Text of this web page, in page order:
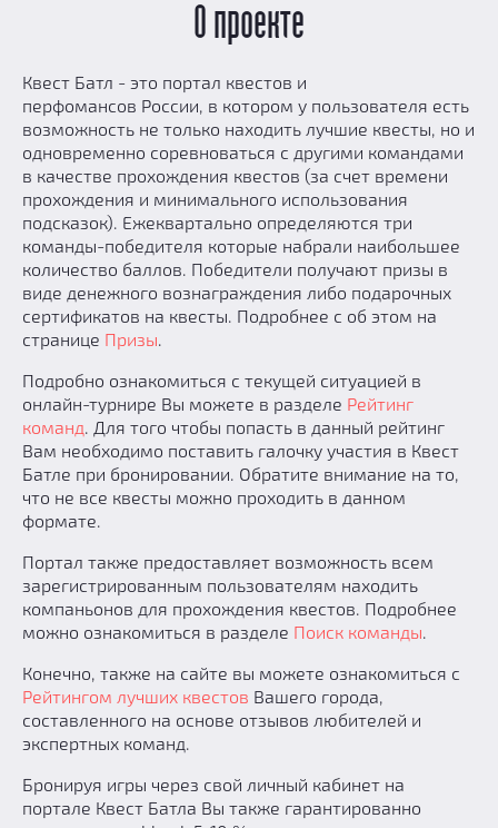
Екатеринбург
КОМАНДА
ХВАТ
В команде:1 человек
Пройдено квестов:1
Среднее время:
Сложность
Страх
Очки за сезон:
150
Итоговые:
113
ПОДРОБНЕЕ
Екатеринбург
2
КОМАНДА
Медяга
В команде:1 человек
Пройдено квестов:1
Сложность
Страх
Очки за сезон:
Итоговые:
113
ПОДРОБНЕЕ
3
О проекте
Квест Батл - это портал квестов и
перфомансов России, в котором у пользователя есть
возможность не только находить лучшие квесты, но и
одновременно соревноваться с другими командами
в качестве прохождения квестов (за счет времени
прохождения и минимального использования
подсказок). Ежеквартально определяются три
команды-победителя которые набрали наибольшее
количество баллов. Победители получают призы в
виде денежного вознаграждения либо подарочных
сертификатов на квесты. Подробнее с об этом на
странице Призы
Подробно ознакомиться с текущей ситуацией в
онлайн-турнире Вы можете в разделе Рейтинг
команд . Для того чтобы попасть в данный рейтинг
Вам необходимо поставить галочку участия в Квест
Батле при бронировании. Обратите внимание на то,
что не все квесты можно проходить в данном
формате.
Портал также предоставляет возможность всем
зарегистрированным пользователям находить
компаньонов для прохождения квестов. Подробнее
можно ознакомиться в разделе Поиск команды
Конечно, также на сайте вы можете ознакомиться с
Рейтингом лучших квестов Вашего города,
составленного на основе отзывов любителей и
экспертных команд.
Бронируя игры через свой личный кабинет на
портале Квест Батла Вы также гарантированно